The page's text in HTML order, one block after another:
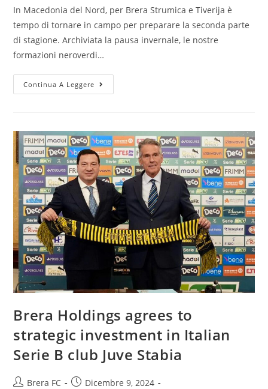
In Macedonia del Nord, per Brera Strumica e Tiverija è
tempo di tornare in campo per preparare la seconda parte
di stagione. Archiviata la pausa invernale, le nostre
formazioni neroverdi…
Continua A Leggere
Brera Holdings agrees to
strategic investment in Italian
Serie B club Juve Stabia
Brera FC
Dicembre 9, 2024